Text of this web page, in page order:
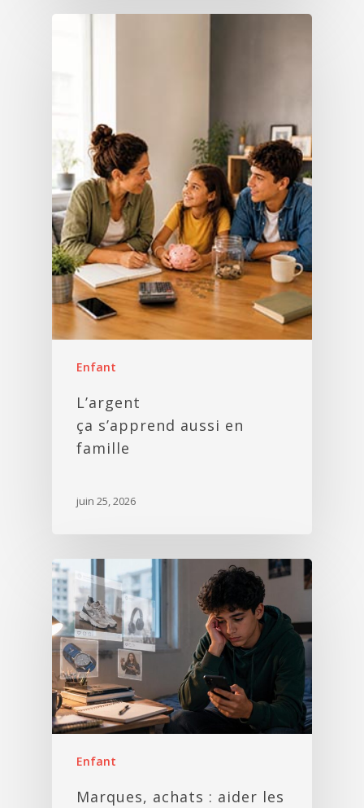
Enfant
L’argent
ça s’apprend aussi en
famille
juin 25, 2026
Enfant
Marques, achats : aider les